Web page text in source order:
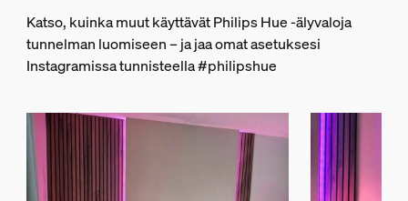
ei
Mukana verkkolaite
Kyllä
Kyllä
Pistoketyyppi
Tyyppi C, Tyyppi G
Katso, kuinka muut käyttävät Philips Hue -älyvaloja
tunnelman luomiseen – ja jaa omat asetuksesi
Instagramissa tunnisteella #philipshue